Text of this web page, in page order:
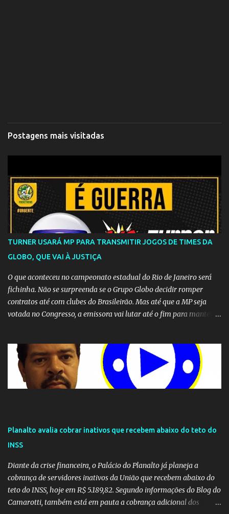
Postagens mais visitadas
TURNER USARÁ MP PARA TRANSMITIR JOGOS DE TIMES DA
GLOBO, QUE VAI À JUSTIÇA
O que aconteceu no campeonato estadual do Rio de Janeiro será
fichinha. Não se surpreenda se o Grupo Globo decidir romper
contratos até com clubes do Brasileirão. Mas até que a MP seja
votada no Congresso, a emissora vai lutar até o fim para manter o
Planalto avalia cobrar inativos que recebem abaixo do teto do
INSS
Diante da crise financeira, o Palácio do Planalto já planeja a
cobrança de servidores inativos da União que recebem abaixo do
teto do INSS, hoje em R$ 5.189,82. Segundo informações do Blog do
Camarotti, também está em pauta a cobrança adicional dos